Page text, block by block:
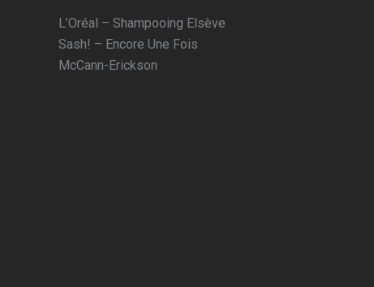
L’Oréal – Shampooing Elsève
Sash! – Encore Une Fois
McCann-Erickson